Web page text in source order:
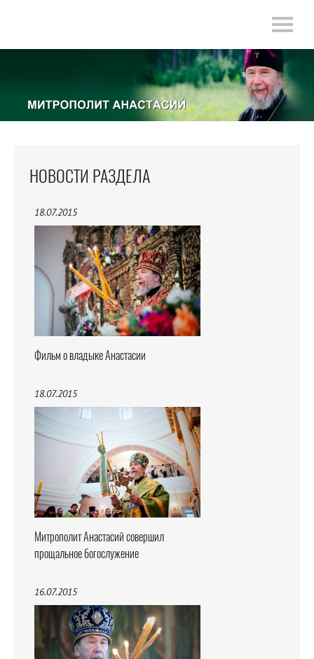
НОВОСТИ РАЗДЕЛА
18.07.2015
Фильм о владыке Анастасии
18.07.2015
Митрополит Анастасий совершил
прощальное богослужение
16.07.2015